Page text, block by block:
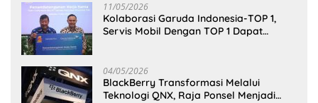
11/05/2026
Kolaborasi Garuda Indonesia-TOP 1,
Servis Mobil Dengan TOP 1 Dapat
04/05/2026
BlackBerry Transformasi Melalui
Teknologi QNX, Raja Ponsel Menjadi